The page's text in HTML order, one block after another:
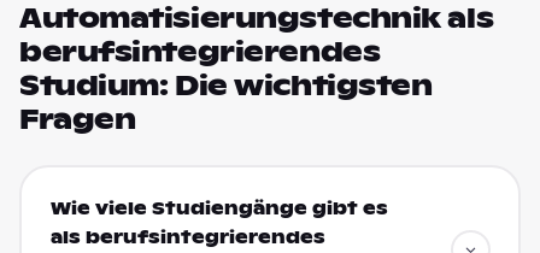
Automatisierungstechnik als
berufsintegrierendes
Studium: Die wichtigsten
Fragen
Wie viele Studiengänge gibt es
als berufsintegrierendes